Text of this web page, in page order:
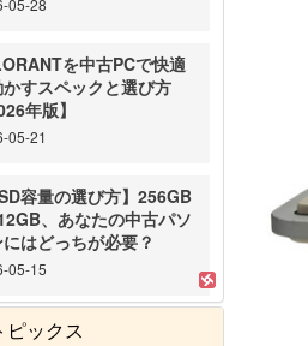
05-28
を中古PCで快適
かすスペックと選び方
年版】
05-21
容量の選び方】256GB
、あなたの中古パソ
にはどっちが必要？
05-15
ピックス